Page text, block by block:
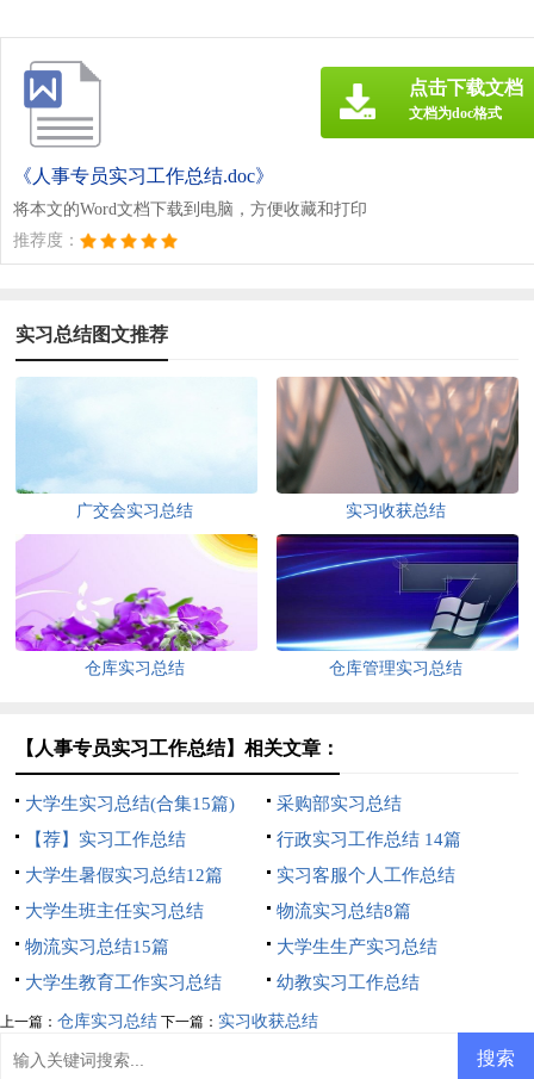
《人事专员实习工作总结.doc》
将本文的Word文档下载到电脑，方便收藏和打印
推荐度：
点击下载文档
文档为doc格式
实习总结图文推荐
广交会实习总结 实习收获总结
仓库实习总结 仓库管理实习总结
【人事专员实习工作总结】相关文章：
大学生实习总结(合集15篇)
采购部实习总结
【荐】实习工作总结
行政实习工作总结 14篇
大学生暑假实习总结12篇
实习客服个人工作总结
大学生班主任实习总结
物流实习总结8篇
物流实习总结15篇
大学生生产实习总结
大学生教育工作实习总结
幼教实习工作总结
上一篇： 仓库实习总结 下一篇： 实习收获总结